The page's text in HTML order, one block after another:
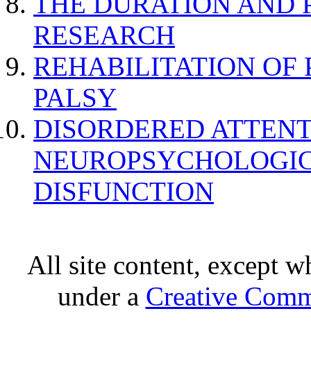
RESEARCH
REHABILITATION OF
PALSY
DISORDERED
DISFUNCTION
All site content, except
under a Creative